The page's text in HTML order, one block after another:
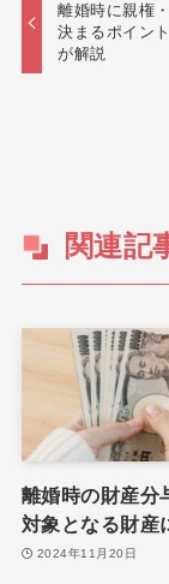
離婚時に親権
決まるポイン
が解説
関連記
離婚時の財産分
対象となる財産
2024年11月20日